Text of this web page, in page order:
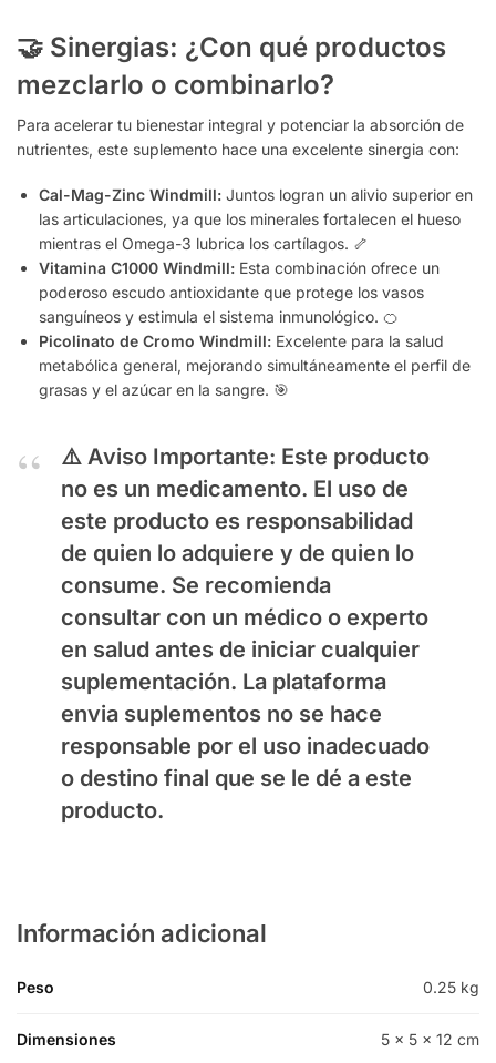
🤝 Sinergias: ¿Con qué productos
mezclarlo o combinarlo?
Para acelerar tu bienestar integral y potenciar la absorción de
nutrientes, este suplemento hace una excelente sinergia con:
Cal-Mag-Zinc Windmill: Juntos logran un alivio superior en
las articulaciones, ya que los minerales fortalecen el hueso
mientras el Omega-3 lubrica los cartílagos. 🦴
Vitamina C1000 Windmill: Esta combinación ofrece un
poderoso escudo antioxidante que protege los vasos
sanguíneos y estimula el sistema inmunológico. 🍊
Picolinato de Cromo Windmill: Excelente para la salud
metabólica general, mejorando simultáneamente el perfil de
grasas y el azúcar en la sangre. 🎯
⚠️ Aviso Importante: Este producto
no es un medicamento. El uso de
este producto es responsabilidad
de quien lo adquiere y de quien lo
consume. Se recomienda
consultar con un médico o experto
en salud antes de iniciar cualquier
suplementación. La plataforma
envia suplementos no se hace
responsable por el uso inadecuado
o destino final que se le dé a este
producto.
Información adicional
Peso 0.25 kg
Dimensiones 5 × 5 × 12 cm